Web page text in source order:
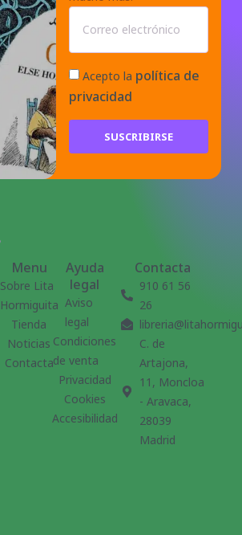
Acepto la política de
privacidad
SUSCRIBIRSE
Menu
Sobre Lita
Hormiguita
Tienda
Noticias
Contacta
Ayuda
legal
Aviso
legal
Condiciones
de venta
Privacidad
Cookies
Accesibilidad
Contacta
910 61 56
26
C. de
Artajona,
11, Moncloa
- Aravaca,
28039
Madrid